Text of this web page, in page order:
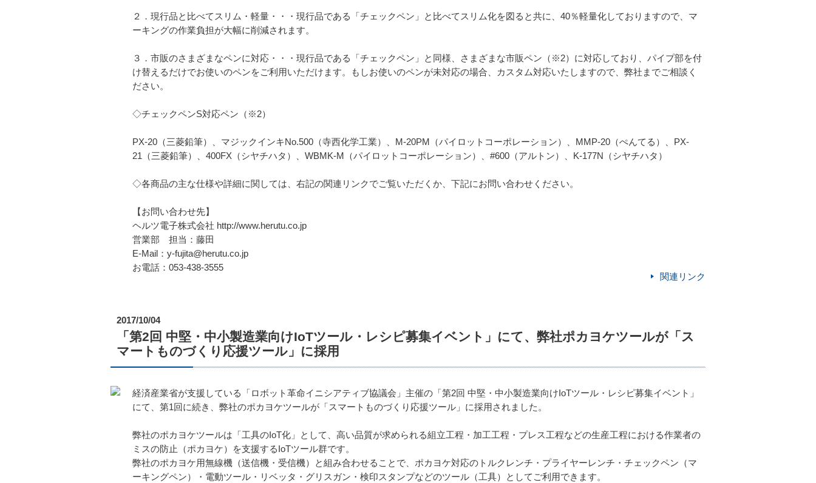
２．現行品と比べてスリム・軽量・・・現行品である「チェックペン」と比べてスリム化を図ると共に、40％軽量化しておりますので、マ
ーキングの作業負担が大幅に削減されます。
３．市販のさまざまなペンに対応・・・現行品である「チェックペン」と同様、さまざまな市販ペン（※2）に対応しており、パイプ部を付
け替えるだけでお使いのペンをご利用いただけます。もしお使いのペンが未対応の場合、カスタム対応いたしますので、弊社までご相談く
ださい。
◇チェックペンS対応ペン（※2）
PX-20（三菱鉛筆）、マジックインキNo.500（寺西化学工業）、M-20PM（パイロットコーポレーション）、MMP-20（ぺんてる）、PX-
21（三菱鉛筆）、400FX（シヤチハタ）、WBMK-M（パイロットコーポレーション）、#600（アルトン）、K-177N（シヤチハタ）
◇各商品の主な仕様や詳細に関しては、右記の関連リンクでご覧いただくか、下記にお問い合わせください。
【お問い合わせ先】
ヘルツ電子株式会社 http://www.herutu.co.jp
営業部 担当：藤田
E-Mail：y-fujita@herutu.co.jp
お電話：053-438-3555
関連リンク
2017/10/04
「第2回 中堅・中小製造業向けIoTツール・レシピ募集イベント」にて、弊社ポカヨケツールが「ス
マートものづくり応援ツール」に採用
経済産業省が支援している「ロボット革命イニシアティブ協議会」主催の「第2回 中堅・中小製造業向けIoTツール・レシピ募集イベント」
にて、第1回に続き、弊社のポカヨケツールが「スマートものづくり応援ツール」に採用されました。
弊社のポカヨケツールは「工具のIoT化」として、高い品質が求められる組立工程・加工工程・プレス工程などの生産工程における作業者の
ミスの防止（ポカヨケ）を支援するIoTツール群です。
弊社のポカヨケ用無線機（送信機・受信機）と組み合わせることで、ポカヨケ対応のトルクレンチ・プライヤーレンチ・チェックペン（マ
ーキングペン）・電動ツール・リベッタ・グリスガン・検印スタンプなどのツール（工具）としてご利用できます。